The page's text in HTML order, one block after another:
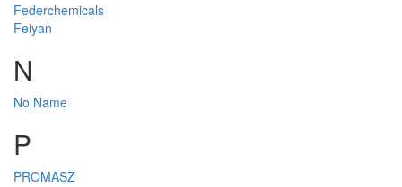
Federchemicals
Feiyan
N
No Name
P
PROMASZ